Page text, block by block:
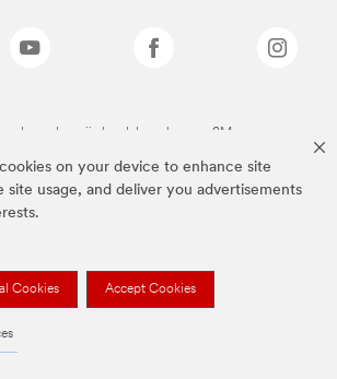
on your device to enhance site
site usage, and deliver you advertisements
Cookies Accept Cookies
merken zijn handelsmerken van 3M.we